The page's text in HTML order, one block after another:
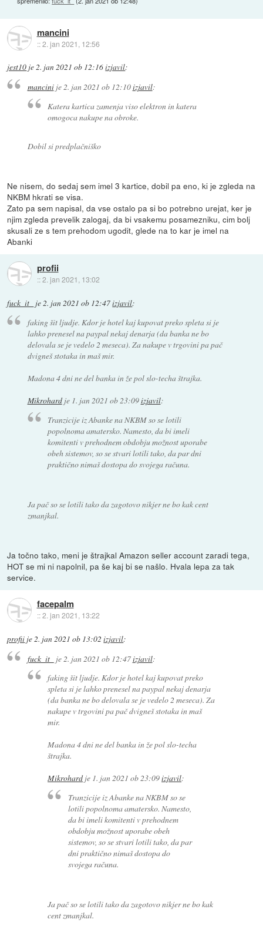
mancini
::2. jan 2021, 12:56
jest10 je2. jan 2021 ob 12:16izjavil:
mancinije2. jan 2021 ob 12:10izjavil:
Katera kartica zamenja viso elektron in katera
omogoca nakupe na obroke.
Dobil si predplačniško
Ne nisem, do sedaj sem imel 3 kartice, dobil pa eno, ki je zgleda na
NKBM hkrati se visa.
Zato pa sem napisal, da vse ostalo pa si bo potrebno urejat, ker je
njim zgleda prevelik zalogaj, da bi vsakemu posamezniku, cim bolj
skusali ze s tem prehodom ugodit, glede na to kar je imel na
Abanki
profii
::2. jan 2021, 13:02
fuck_it_ je2. jan 2021 ob 12:47izjavil:
faking šit ljudje. Kdor je hotel kaj kupovat preko spleta si je
lahko prenesel na paypal nekaj denarja (da banka ne bo
delovala se je vedelo 2 meseca). Za nakupe v trgovini pa pač
dvigneš stotaka in maš mir.
Madona 4 dni ne del banka in že pol slo-techa štrajka.
Mikrohardje 1. jan 2021 ob 23:09izjavil:
Tranzicije iz Abanke na NKBM so se lotili
popolnoma amatersko. Namesto, da bi imeli
komitenti v prehodnem obdobju možnost uporabe
obeh sistemov, so se stvari lotili tako, da par dni
praktično nimaš dostopa do svojega računa.
Ja pač so se lotili tako da zagotovo nikjer ne bo kak cent
zmanjkal.
Ja točno tako, meni je štrajkal Amazon seller account zaradi tega,
HOT se mi ni napolnil, pa še kaj bi se našlo. Hvala lepa za tak
service.
facepalm
::2. jan 2021, 13:22
profii je2. jan 2021 ob 13:02 izjavil:
fuck_it_ je 2. jan 2021 ob 12:47izjavil:
faking šit ljudje. Kdor je hotel kaj kupovat preko
spleta si je lahko prenesel na paypal nekaj denarja
(da banka ne bo delovala se je vedelo 2 meseca). Za
nakupe v trgovini pa pač dvigneš stotaka in maš
mir.
Madona 4 dni ne del banka in že pol slo-techa
štrajka.
Mikrohardje 1. jan 2021 ob 23:09izjavil:
Tranzicije iz Abanke na NKBM so se
lotili popolnoma amatersko. Namesto,
da bi imeli komitenti v prehodnem
obdobju možnost uporabe obeh
sistemov, so se stvari lotili tako, da par
dni praktično nimaš dostopa do
svojega računa.
Ja pač so se lotili tako da zagotovo nikjer ne bo kak
cent zmanjkal.